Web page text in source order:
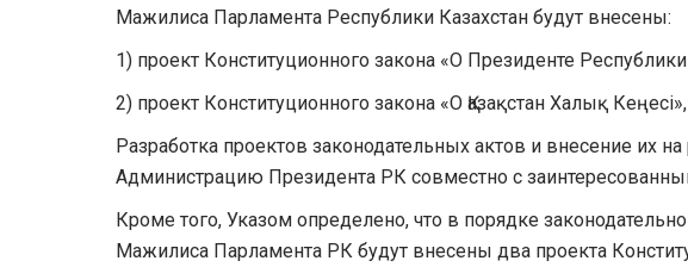
Мажилиса Парламента Республики Казахстан будут внесены:
1) проект Конституционного закона «О Президенте Республики
2) проект Конституционного закона «О Қазақстан Халық
Разработка проектов законодательных актов и внесение их
Администрацию Президента РК совместно с
Кроме того, Указом определено, что в порядке
Мажилиса Парламента РК будут внесены два проекта